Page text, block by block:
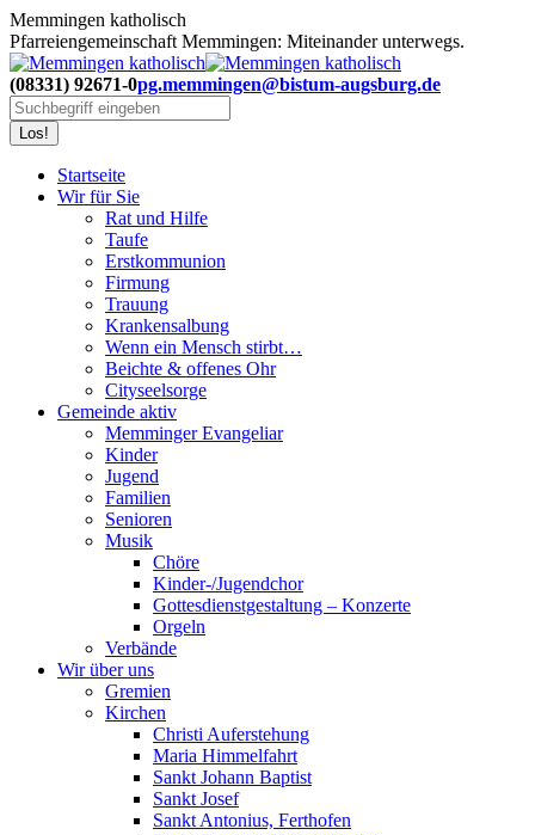
Zum
Inhalt
springen
Memmingen katholisch
Pfarreiengemeinschaft Memmingen: Miteinander unterwegs.
(08331) 92671-0pg.memmingen@bistum-augsburg.de
Search:
Startseite
Wir für Sie
Rat und Hilfe
Taufe
Erstkommunion
Firmung
Trauung
Krankensalbung
Wenn ein Mensch stirbt…
Beichte & offenes Ohr
Cityseelsorge
Gemeinde aktiv
Memminger Evangeliar
Kinder
Jugend
Familien
Senioren
Musik
Chöre
Kinder-/Jugendchor
Gottesdienstgestaltung – Konzerte
Orgeln
Verbände
Wir über uns
Gremien
Kirchen
Christi Auferstehung
Maria Himmelfahrt
Sankt Johann Baptist
Sankt Josef
Sankt Antonius, Ferthofen